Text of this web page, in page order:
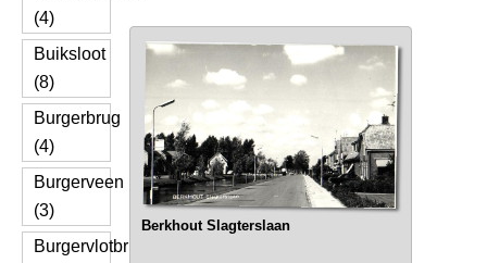
(4)
Buiksloot
(8)
Burgerbrug
(4)
Burgerveen
(3)
Burgervlotbrug
Berkhout Slagterslaan